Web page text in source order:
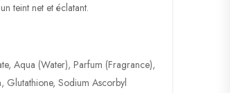
teint net et éclatant.
Aqua (Water), Parfum (Fragrance),
Glutathione, Sodium Ascorbyl